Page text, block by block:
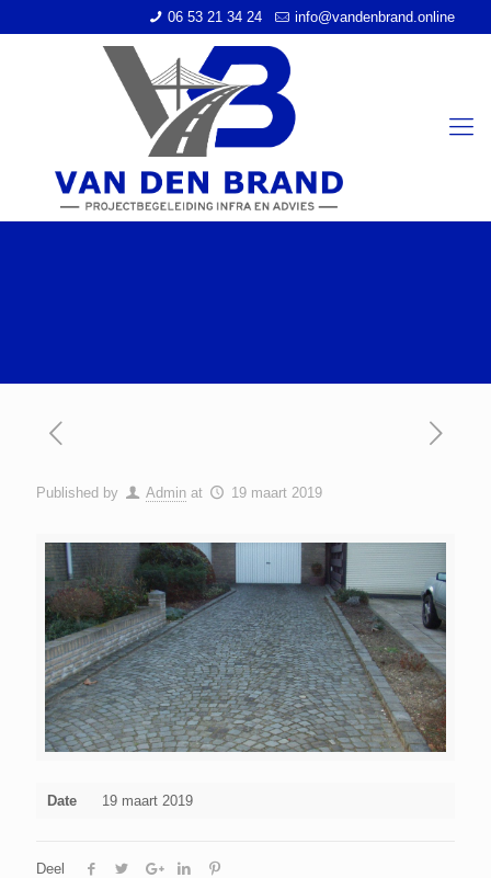
06 53 21 34 24 info@vandenbrand.online
Published by Admin at 19 maart 2019
Date 19 maart 2019
Deel